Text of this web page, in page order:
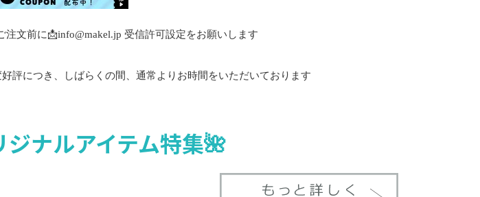
文前に📩info@makel.jp 受信許可設定をお願いします
評につき、しばらくの間、通常よりお時間をいただいております
ナルアイテム特集🌺